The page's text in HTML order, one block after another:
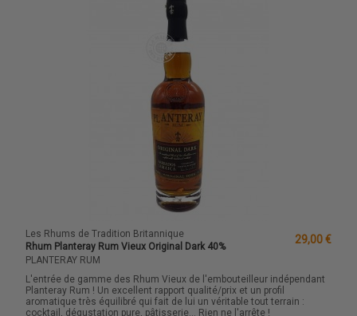
Les Rhums de Tradition Britannique
Rhum Planteray Rum Vieux Original Dark 40%
PLANTERAY RUM
29,00 €
L'entrée de gamme des Rhum Vieux de l'embouteilleur indépendant
Planteray Rum ! Un excellent rapport qualité/prix et un profil
aromatique très équilibré qui fait de lui un véritable tout terrain :
cocktail, dégustation pure, pâtisserie... Rien ne l'arrête !